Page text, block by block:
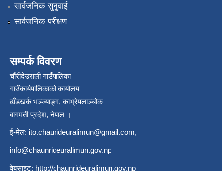
सार्वजनिक सुनुवाई
सार्वजनिक परीक्षण
सम्पर्क विवरण
चौंरीदेउराली गाउँपालिका
गाउँकार्यपालिकाको कार्यालय
ढाँडखर्क भञ्ज्याङ्ग, काभ्रेपलाञ्‍चोक
बागमती प्रदेश, नेपाल ।
ई-मेल: ito.chaurideuralimun@gmail.com,
info@chaunrideuralimun.gov.np
वेबसाइट: http://chaunrideuralimun.gov.np